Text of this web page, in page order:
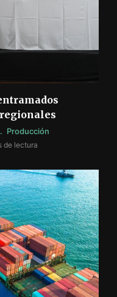
Producción
de lectura